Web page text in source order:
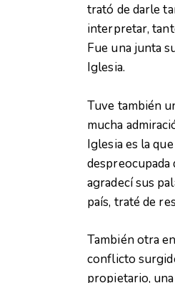
trató de darle
interpretar,
Fue una junta
Iglesia.
Tuve también
mucha
Iglesia es la
agradecí sus
país, traté de
También otra
conflicto
propietario,